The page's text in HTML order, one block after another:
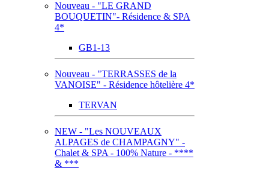
Nouveau - "LE GRAND
BOUQUETIN"- Résidence & SPA
4*
GB1-13
Nouveau - "TERRASSES de la
VANOISE" - Résidence hôtelière 4*
TERVAN
NEW - "Les NOUVEAUX
ALPAGES de CHAMPAGNY" -
Chalet & SPA - 100% Nature - ****
& ***